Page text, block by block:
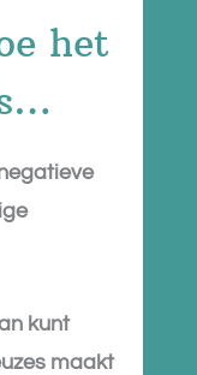
het
kunt
maakt